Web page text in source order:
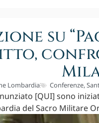
su
Lombardia Conferenze,
[QUI] sono
del Sacro Militare